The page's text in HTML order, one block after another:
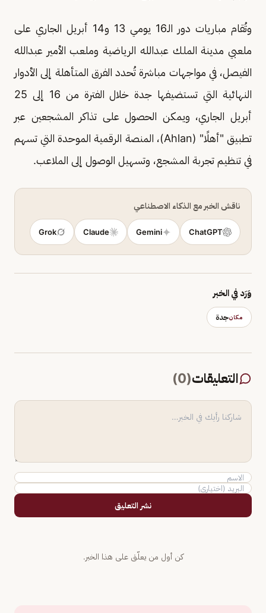
وتُقام مباريات دور الـ16 يومي 13 و14 أبريل الجاري على
ملعبي مدينة الملك عبدالله الرياضية وملعب الأمير عبدالله
الفيصل، في مواجهات مباشرة تُحدد الفرق المتأهلة إلى الأدوار
النهائية التي تستضيفها جدة خلال الفترة من 16 إلى 25
أبريل الجاري، ويمكن الحصول على تذاكر المشجعين عبر
تطبيق "أهلًا" (Ahlan)، المنصة الرقمية الموحدة التي تسهم
في تنظيم تجربة المشجع، وتسهيل الوصول إلى الملاعب.
ناقش الخبر مع الذكاء الاصطناعي
ChatGPT
Gemini
Claude
Grok
وَرَد في الخبر
مكانجدة
التعليقات(
0
)
نشر التعليق
كن أول من يعلّق على هذا الخبر.